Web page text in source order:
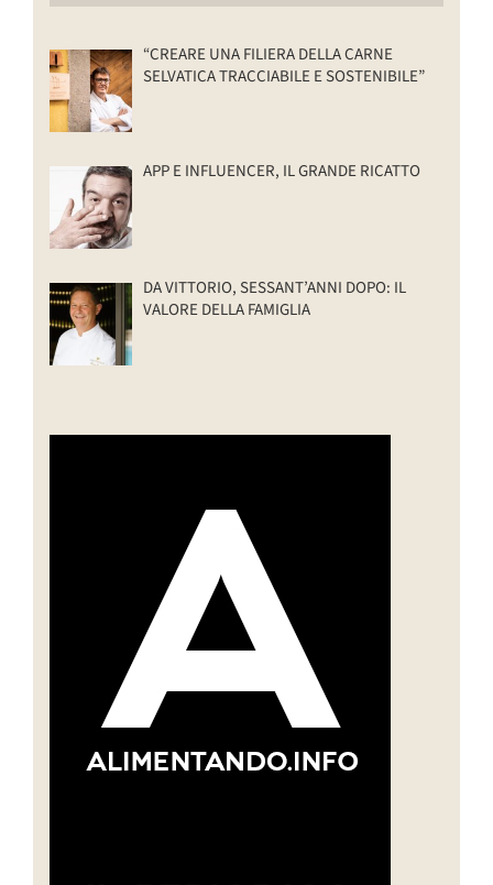
“CREARE UNA FILIERA DELLA CARNE
SELVATICA TRACCIABILE E SOSTENIBILE”
APP E INFLUENCER, IL GRANDE RICATTO
DA VITTORIO, SESSANT’ANNI DOPO: IL
VALORE DELLA FAMIGLIA